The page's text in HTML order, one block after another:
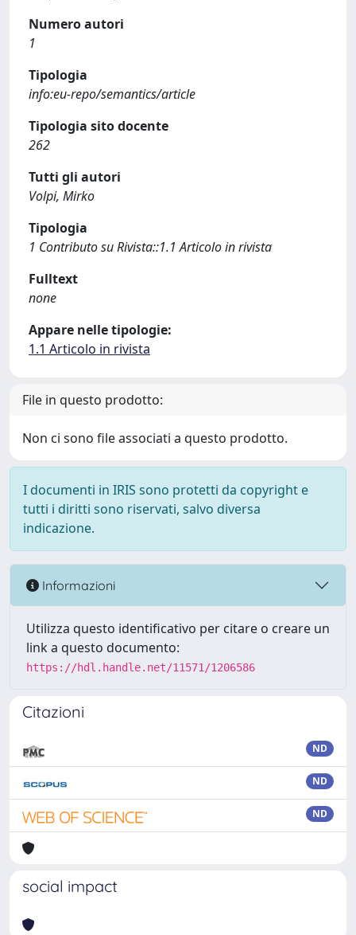
Numero autori
1
Tipologia
info:eu-repo/semantics/article
Tipologia sito docente
262
Tutti gli autori
Volpi, Mirko
Tipologia
1 Contributo su Rivista::1.1 Articolo in rivista
Fulltext
none
Appare nelle tipologie:
1.1 Articolo in rivista
File in questo prodotto:
Non ci sono file associati a questo prodotto.
I documenti in IRIS sono protetti da copyright e
tutti i diritti sono riservati, salvo diversa
indicazione.
Informazioni
Utilizza questo identificativo per citare o creare un
link a questo documento:
https://hdl.handle.net/11571/1206586
Citazioni
ND
ND
ND
social impact